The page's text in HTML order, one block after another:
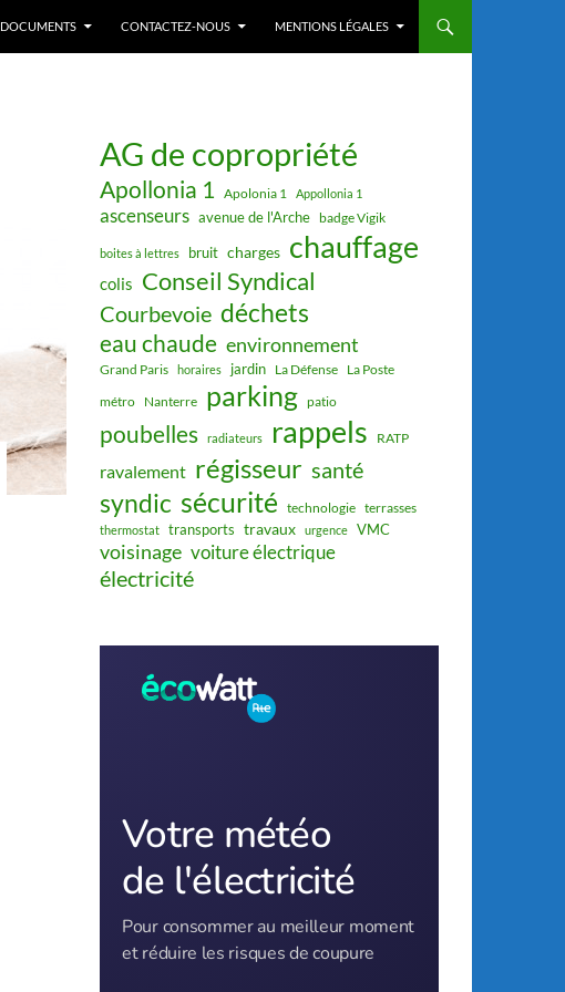
DOCUMENTS CONTACTEZ-NOUS MENTIONS LÉGALES
AG de copropriété
Apollonia 1 Apolonia 1 Appollonia 1
ascenseurs avenue de l'Arche badge Vigik
boites à lettres bruit charges chauffage
colis Conseil Syndical
Courbevoie déchets
eau chaude environnement
Grand Paris horaires jardin La Défense La Poste
métro Nanterre parking patio
poubelles radiateurs rappels RATP
ravalement régisseur santé
syndic sécurité technologie terrasses
thermostat transports travaux urgence VMC
voisinage voiture électrique
électricité